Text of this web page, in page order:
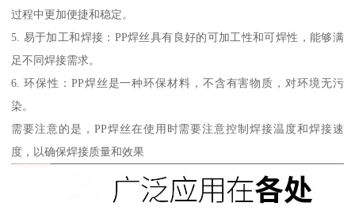
过程中更加便捷和稳定。
5. 易于加工和焊接：PP焊丝具有良好的可加工性和可焊性，能够满
足不同焊接需求。
6. 环保性：PP焊丝是一种环保材料，不含有害物质，对环境无污
染。
需要注意的是，PP焊丝在使用时需要注意控制焊接温度和焊接速
度，以确保焊接质量和效果